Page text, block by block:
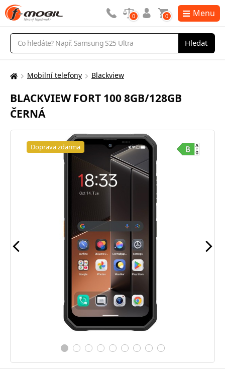
Vyhledávání
Hledat
0 0 Menu
Zde
nacházíte:
Mobilní telefony Blackview
BLACKVIEW FORT 100 8GB/128GB
ČERNÁ
Doprava zdarma